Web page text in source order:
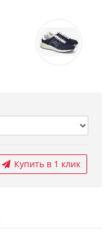
Купить в 1 клик